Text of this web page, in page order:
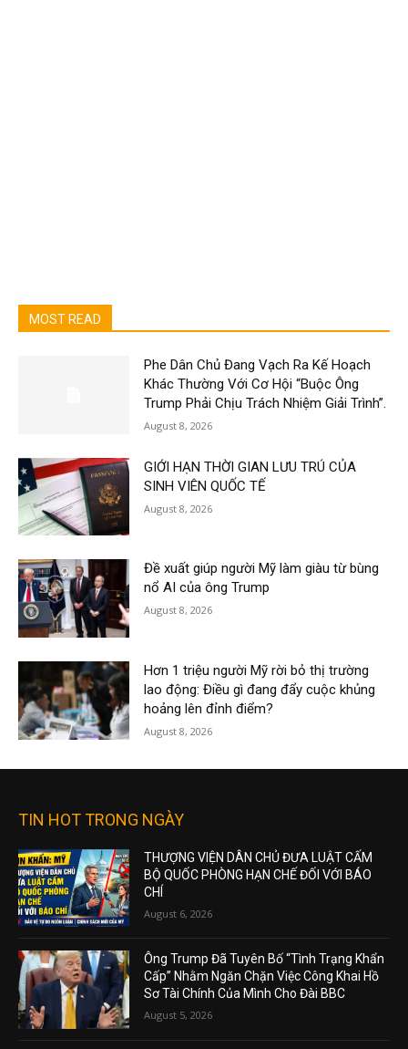
MOST READ
Phe Dân Chủ Đang Vạch Ra Kế Hoạch
Khác Thường Với Cơ Hội “Buộc Ông
Trump Phải Chịu Trách Nhiệm Giải Trình”.
August 8, 2026
GIỚI HẠN THỜI GIAN LƯU TRÚ CỦA
SINH VIÊN QUỐC TẾ
August 8, 2026
Đề xuất giúp người Mỹ làm giàu từ bùng
nổ AI của ông Trump
August 8, 2026
Hơn 1 triệu người Mỹ rời bỏ thị trường
lao động: Điều gì đang đẩy cuộc khủng
hoảng lên đỉnh điểm?
August 8, 2026
TIN HOT TRONG NGÀY
THƯỢNG VIỆN DÂN CHỦ ĐƯA LUẬT CẤM
BỘ QUỐC PHÒNG HẠN CHẾ ĐỐI VỚI BÁO
CHÍ
August 6, 2026
Ông Trump Đã Tuyên Bố “Tình Trạng Khẩn
Cấp” Nhằm Ngăn Chặn Việc Công Khai Hồ
Sơ Tài Chính Của Mình Cho Đài BBC
August 5, 2026